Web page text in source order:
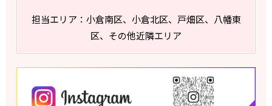
担当エリア：小倉南区、小倉北区、戸畑区、八幡東
区、その他近隣エリア